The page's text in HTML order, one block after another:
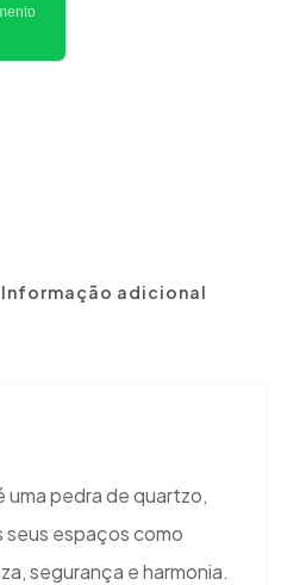
Informação adicional
uma pedra de quartzo,
espaços como
segurança e harmonia.